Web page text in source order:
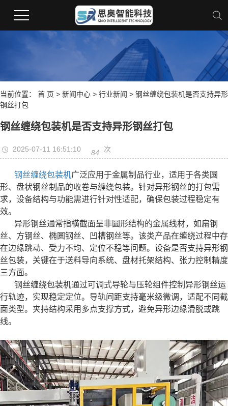
当前位置： 首 页 > 新闻中心 > 行业新闻 > 钢丝缠绕包装机是否支持异形
钢丝打包
钢丝缠绕包装机是否支持异形钢丝打包
2025-07-11 16:51:10 84 次
钢丝缠绕包装机广泛应用于金属制品行业，适用于各类圆
形、盘状钢丝制品的收卷与缠绕包装。针对异形钢丝的打包需
求，设备结构与功能需进行针对性适配，确保包装过程稳定有
效。
异形钢丝通常指横截面呈非圆形结构的金属线材，如扁钢
丝、方钢丝、椭圆钢丝、凹槽钢丝等。该类产品在缠绕过程中存
在边缘跳动、受力不均、定位不稳等问题。设备是否支持异形钢
丝包装，关键在于送料导向系统、盘材托架结构、张力控制精度
三方面。
钢丝缠绕包装机通过可调式导轮与压轮组件控制异形钢丝运
行轨迹，实现稳定定位。导轨间距支持毫米级微调，适配不同截
面类型。夹持结构采用多点支撑方式，避免异形边缘滑脱或跳
线。